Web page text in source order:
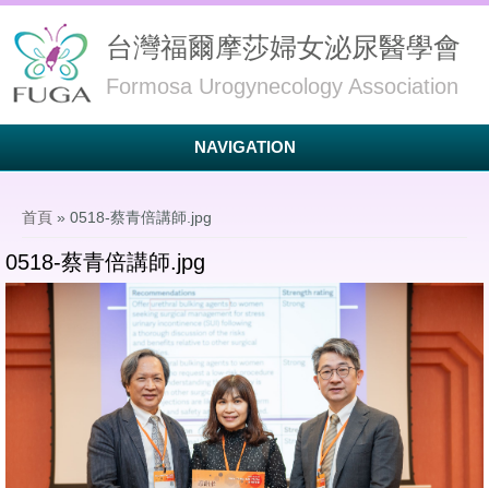
台灣福爾摩莎婦女泌尿醫學會
Formosa Urogynecology Association
NAVIGATION
首頁 » 0518-蔡青倍講師.jpg
0518-蔡青倍講師.jpg